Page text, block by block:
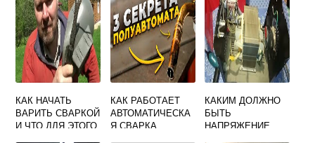
КАК НАЧАТЬ
ВАРИТЬ СВАРКОЙ
И ЧТО ДЛЯ ЭТОГО
КАК РАБОТАЕТ
АВТОМАТИЧЕСКА
Я СВАРКА
КАКИМ ДОЛЖНО
БЫТЬ
НАПРЯЖЕНИЕ